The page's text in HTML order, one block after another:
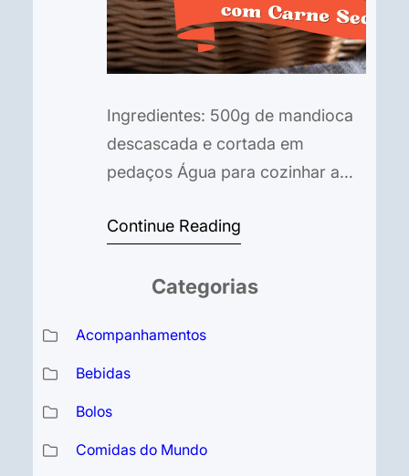
Ingredientes: 500g de mandioca
descascada e cortada em
pedaços Água para cozinhar a
manteiga 1 ovo 1/2 xícara de
gosto Óleo vegetal para fritar (ou
Para o Recheio de Carne Seca:
250g de carne seca dessalgada,
Continue Reading
Categorias
Acompanhamentos
Bebidas
Bolos
Comidas do Mundo